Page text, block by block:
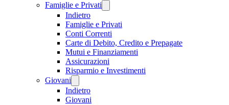
Famiglie e Privati
Indietro
Famiglie e Privati
Conti Correnti
Carte di Debito, Credito e Prepagate
Mutui e Finanziamenti
Assicurazioni
Risparmio e Investimenti
Giovani
Indietro
Giovani